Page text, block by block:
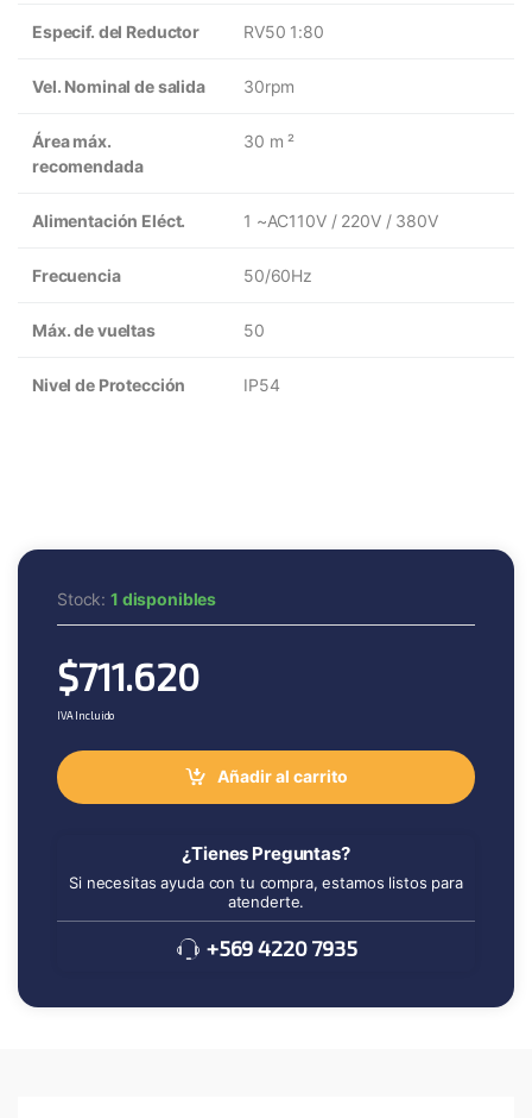
Especif. del Reductor RV50 1:80
Vel. Nominal de salida 30rpm
Área máx.
recomendada
30 m ²
Alimentación Eléct. 1 ~AC110V / 220V / 380V
Frecuencia 50/60Hz
Máx. de vueltas 50
Nivel de Protección IP54
Stock:1 disponibles
$711.620
IVA Incluido
Añadir al carrito
¿Tienes Preguntas?
Si necesitas ayuda con tu compra, estamos listos para
atenderte.
+569 4220 7935